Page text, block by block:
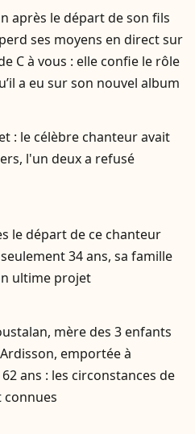
après le départ de son fils
ses moyens en direct sur
C à vous : elle confie le rôle
a eu sur son nouvel album
: le célèbre chanteur avait
l'un deux a refusé
le départ de ce chanteur
34 ans, sa famille
ultime projet
mère des 3 enfants
emportée à
ans : les circonstances de